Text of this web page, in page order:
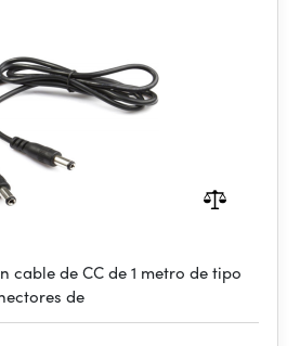
cable de CC de 1 metro de tipo
de